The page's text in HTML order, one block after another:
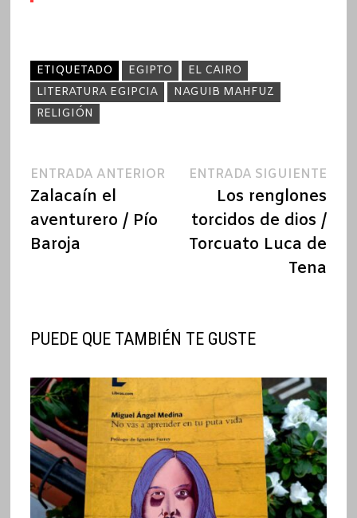
ETIQUETADO EGIPTO
EL CAIRO
LITERATURA EGIPCIA
NAGUIB MAHFUZ
RELIGIÓN
Navegación
de
entradas
ENTRADA ANTERIOREntrada
anterior:
Zalacaín el
aventurero / Pío
Baroja
ENTRADA SIGUIENTE
Los renglones
torcidos de dios /
Torcuato Luca de
Tena
PUEDE QUE TAMBIÉN TE GUSTE